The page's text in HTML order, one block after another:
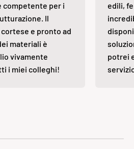
per i
Il
e pronto ad
materiali è
vivamente
i miei colleghi!
edili,
potrei